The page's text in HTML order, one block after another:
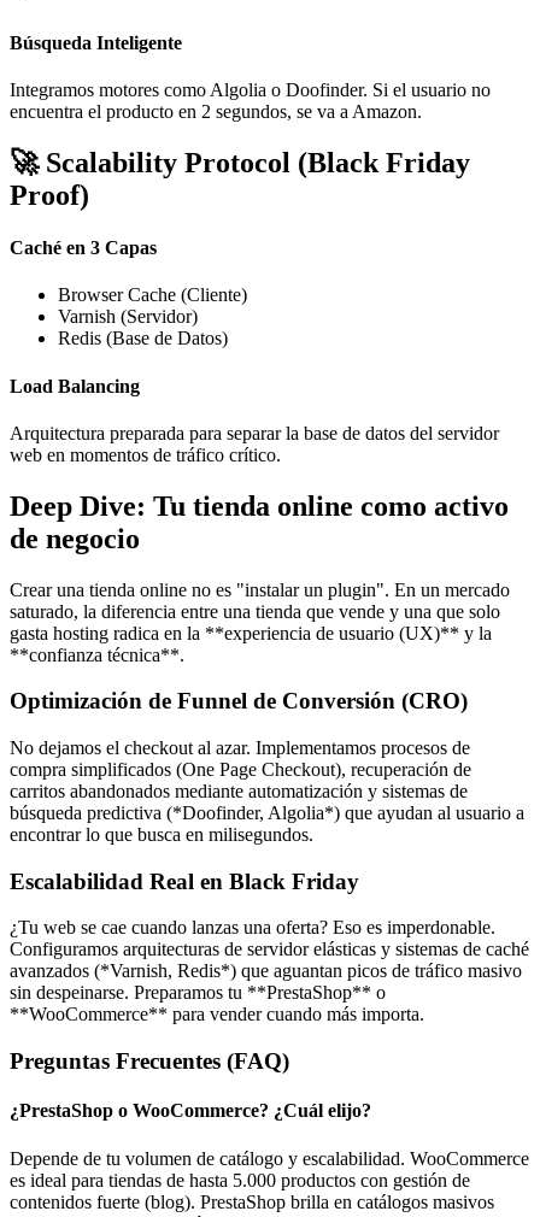
Búsqueda Inteligente
Integramos motores como Algolia o Doofinder. Si el usuario no
encuentra el producto en 2 segundos, se va a Amazon.
🚀Scalability Protocol (Black Friday
Proof)
Caché en 3 Capas
Browser Cache (Cliente)
Varnish (Servidor)
Redis (Base de Datos)
Load Balancing
Arquitectura preparada para separar la base de datos del servidor
web en momentos de tráfico crítico.
Deep Dive: Tu tienda online como activo
de negocio
Crear una tienda online no es "instalar un plugin". En un mercado
saturado, la diferencia entre una tienda que vende y una que solo
gasta hosting radica en la **experiencia de usuario (UX)** y la
**confianza técnica**.
Optimización de Funnel de Conversión (CRO)
No dejamos el checkout al azar. Implementamos procesos de
compra simplificados (One Page Checkout), recuperación de
carritos abandonados mediante automatización y sistemas de
búsqueda predictiva (*Doofinder, Algolia*) que ayudan al usuario a
encontrar lo que busca en milisegundos.
Escalabilidad Real en Black Friday
¿Tu web se cae cuando lanzas una oferta? Eso es imperdonable.
Configuramos arquitecturas de servidor elásticas y sistemas de caché
avanzados (*Varnish, Redis*) que aguantan picos de tráfico masivo
sin despeinarse. Preparamos tu **PrestaShop** o
**WooCommerce** para vender cuando más importa.
Preguntas Frecuentes (FAQ)
¿PrestaShop o WooCommerce? ¿Cuál elijo?
Depende de tu volumen de catálogo y escalabilidad. WooCommerce
es ideal para tiendas de hasta 5.000 productos con gestión de
contenidos fuerte (blog). PrestaShop brilla en catálogos masivos